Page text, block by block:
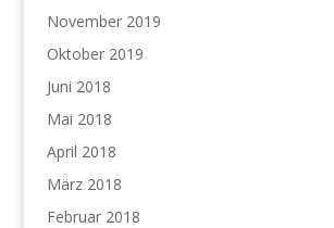
November 2019
Oktober 2019
Juni 2018
Mai 2018
April 2018
März 2018
Februar 2018